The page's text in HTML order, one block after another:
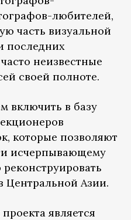
любителей,
часть визуальной
последних
неизвестные
своей полноте.
включить в базу
которые позволяют
исчерпывающему
Азии.
является